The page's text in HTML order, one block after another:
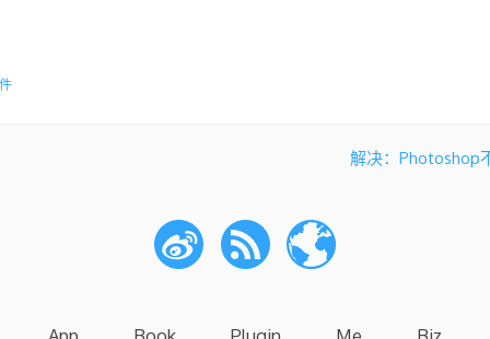
解决：Photoshop